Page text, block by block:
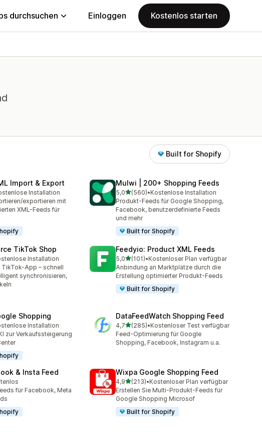
durchsuchen Einloggen Kostenlos starten
Built for Shopify
Import & Export
insgesamtInstallation
exportieren mit
XML-Feeds für
Mulwi | 200+ Shopping Feeds
5,0von 5 Sternen
(560)
560 Rezensionen insgesamt
•Kostenlose Installation
Produkt-Feeds für Google Shopping,
Facebook, benutzerdefinierte Feeds
und mehr
Built for Shopify
TikTok Shop
insgesamtInstallation
App – schnell
synchronisieren,
Feedyio: Product XML Feeds
5,0von 5 Sternen
(101)
101 Rezensionen insgesamt
•Kostenloser Plan verfügbar
Anbindung an Marktplätze durch die
Erstellung optimierter Produkt-Feeds
Built for Shopify
Shopping
insgesamtInstallation
zur Verkaufssteigerung
DataFeedWatch Shopping Feed
4,7von 5 Sternen
(285)
285 Rezensionen insgesamt
•Kostenloser Test verfügbar
Feed-Optimierung für Google
Shopping, Facebook, Instagram u.a.
& Insta Feed
insgesamt
für Facebook, Meta
Wixpa Google Shopping Feed
4,9von 5 Sternen
(213)
213 Rezensionen insgesamt
•Kostenloser Plan verfügbar
Erstellen Sie Multi-Produkt-Feeds für
Google Shopping Microsof
Built for Shopify